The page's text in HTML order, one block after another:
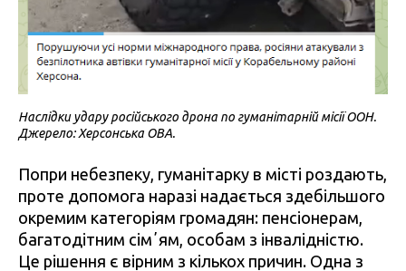
Наслідки удару російського дрона по гуманітарній місії ООН.
Джерело: Херсонська ОВА.
Попри небезпеку, гуманітарку в місті роздають,
проте допомога наразі надається здебільшого
окремим категоріям громадян: пенсіонерам,
багатодітним сімʼям, особам з інвалідністю.
Це рішення є вірним з кількох причин. Одна з